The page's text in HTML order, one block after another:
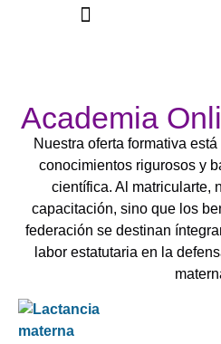
Academia
Nuestra oferta formativa
conocimientos rigurosos y
científica. Al matricularte,
capacitación, sino que los
federación se destinan
labor estatutaria en la